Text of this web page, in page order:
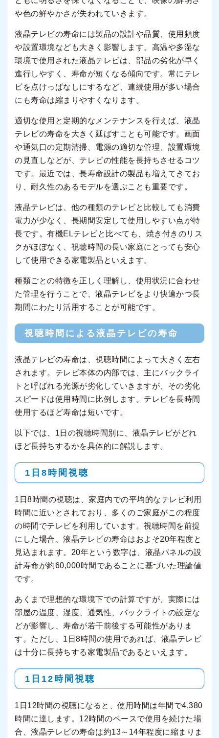
や色の鮮やかさが失われていきます。
液晶テレビの寿命には製品の設計や品質、使用頻度
や設置環境なども大きく影響します。高温や多湿な
環境で使用された液晶テレビは、部品の劣化が早く
進行しやすく、寿命が短くなる傾向です。常にテレ
ビを点けっぱなしにするなど、連続使用が多い場合
にも寿命は縮まりやすくなります。
適切な使用と定期的なメンテナンスを行えば、液晶
テレビの寿命を大きく延ばすことも可能です。画面
や通気口の定期清掃、電源の適切な管理、設置環境
の見直しなどが、テレビの性能を長持ちさせるコツ
です。最近では、長寿命設計の製品も増えてきてお
り、耐久性のあるモデルを選ぶことも重要です。
液晶テレビは、他の種類のテレビと比較しても消費
電力が少なく、長期間安定して使用しやすい点が特
長です。有機ELテレビと比べても、焼き付きのリス
クがほぼなく、視聴時間の長い家庭にとっても安心
して使用できる家電製品といえます。
種類ごとの特徴を正しく理解し、使用状況に合わせ
た管理を行うことで、液晶テレビをより快適かつ長
期間にわたり活用することが可能です。
視聴時間による液晶テレビの寿命
液晶テレビの寿命は、視聴時間によって大きく左右
されます。テレビ本体の内部では、主にバックライ
トと呼ばれる光源が劣化していきますが、その劣化
スピードは使用時間に比例します。テレビを長時間
使用するほど寿命は短いです。
以下では、1日の視聴時間別に、液晶テレビがどれ
ほど長持ちするかを具体的に解説します。
1日8時間視聴
1日8時間の視聴は、家庭内での平均的なテレビ利用
時間に近いとされており、多くのご家庭がこの程度
の時間でテレビを利用しています。視聴時間を前提
にした場合、液晶テレビの寿命はおよそ20年程度と
見込まれます。20年という数字は、液晶パネルの設
計寿命が約60,000時間であることに基づいた理論値
です。
あくまで理想的な環境下での計算ですが、実際には
部屋の温度、湿度、通気性、バックライトの設定な
どが影響し、寿命が若干前後する可能性がありま
す。ただし、1日8時間の使用であれば、液晶テレビ
は十分に長持ちする家電製品であるといえます。
1日12時間視聴
1日12時間の視聴になると、使用時間は年間で4,380
時間に達します。12時間のペースで使用を続けた場
合、液晶テレビの寿命は約13～14年程度に縮まりま